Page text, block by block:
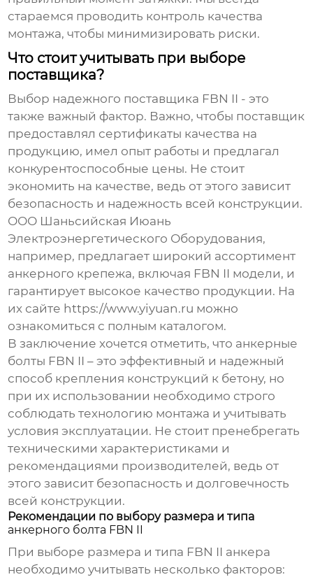
стараемся проводить контроль качества
монтажа, чтобы минимизировать риски.
Что стоит учитывать при выборе
поставщика?
Выбор надежного поставщика FBN II - это
также важный фактор. Важно, чтобы поставщик
предоставлял сертификаты качества на
продукцию, имел опыт работы и предлагал
конкурентоспособные цены. Не стоит
экономить на качестве, ведь от этого зависит
безопасность и надежность всей конструкции.
ООО Шаньсийская Июань
Электроэнергетического Оборудования,
например, предлагает широкий ассортимент
анкерного крепежа, включая FBN II модели, и
гарантирует высокое качество продукции. На
их сайте https://www.yiyuan.ru можно
ознакомиться с полным каталогом.
В заключение хочется отметить, что анкерные
болты FBN II – это эффективный и надежный
способ крепления конструкций к бетону, но
при их использовании необходимо строго
соблюдать технологию монтажа и учитывать
условия эксплуатации. Не стоит пренебрегать
техническими характеристиками и
рекомендациями производителей, ведь от
этого зависит безопасность и долговечность
всей конструкции.
Рекомендации по выбору размера и типа
анкерного болта FBN II
При выборе размера и типа FBN II анкера
необходимо учитывать несколько факторов: